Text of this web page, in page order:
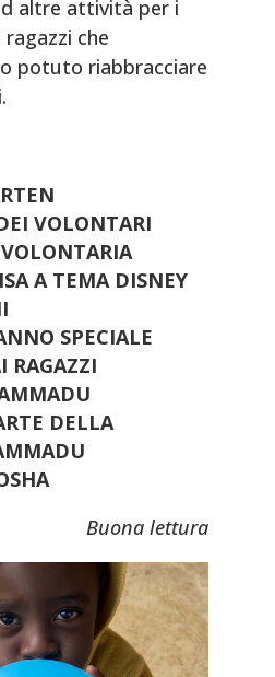
altre attività per i
che
potuto riabbracciare
VOLONTARI
A TEMA DISNEY
SPECIALE
RAGAZZI
DELLA
Buona lettura